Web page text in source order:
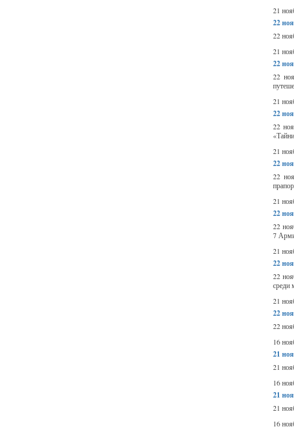
21
22
22
21
22
22
21
22
22
21
22
22
21
22
22
7
21
22
22
среди
21
22
22
16
21
21
16
21
21
16